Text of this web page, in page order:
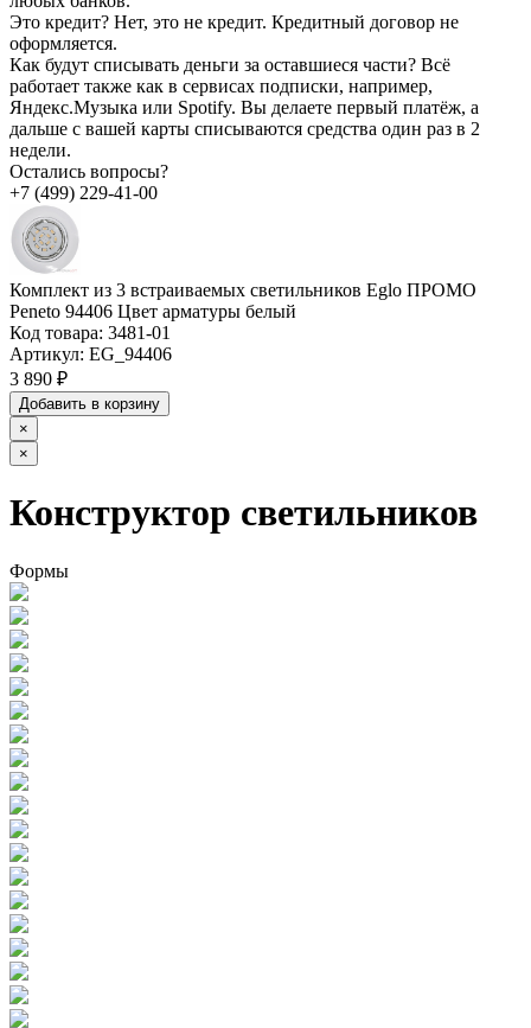
Это кредит? Нет, это не кредит. Кредитный договор не
оформляется.
Как будут списывать деньги за оставшиеся части? Всё
работает также как в сервисах подписки, например,
Яндекс.Музыка или Spotify. Вы делаете первый платёж, а
дальше с вашей карты списываются средства один раз в 2
недели.
Остались вопросы?
+7 (499) 229-41-00
Комплект из 3 встраиваемых светильников Eglo ПРОМО
Peneto 94406 Цвет арматуры белый
Код товара: 3481-01
Артикул: EG_94406
3 890 ₽
Добавить в корзину
×
×
Конструктор светильников
Формы